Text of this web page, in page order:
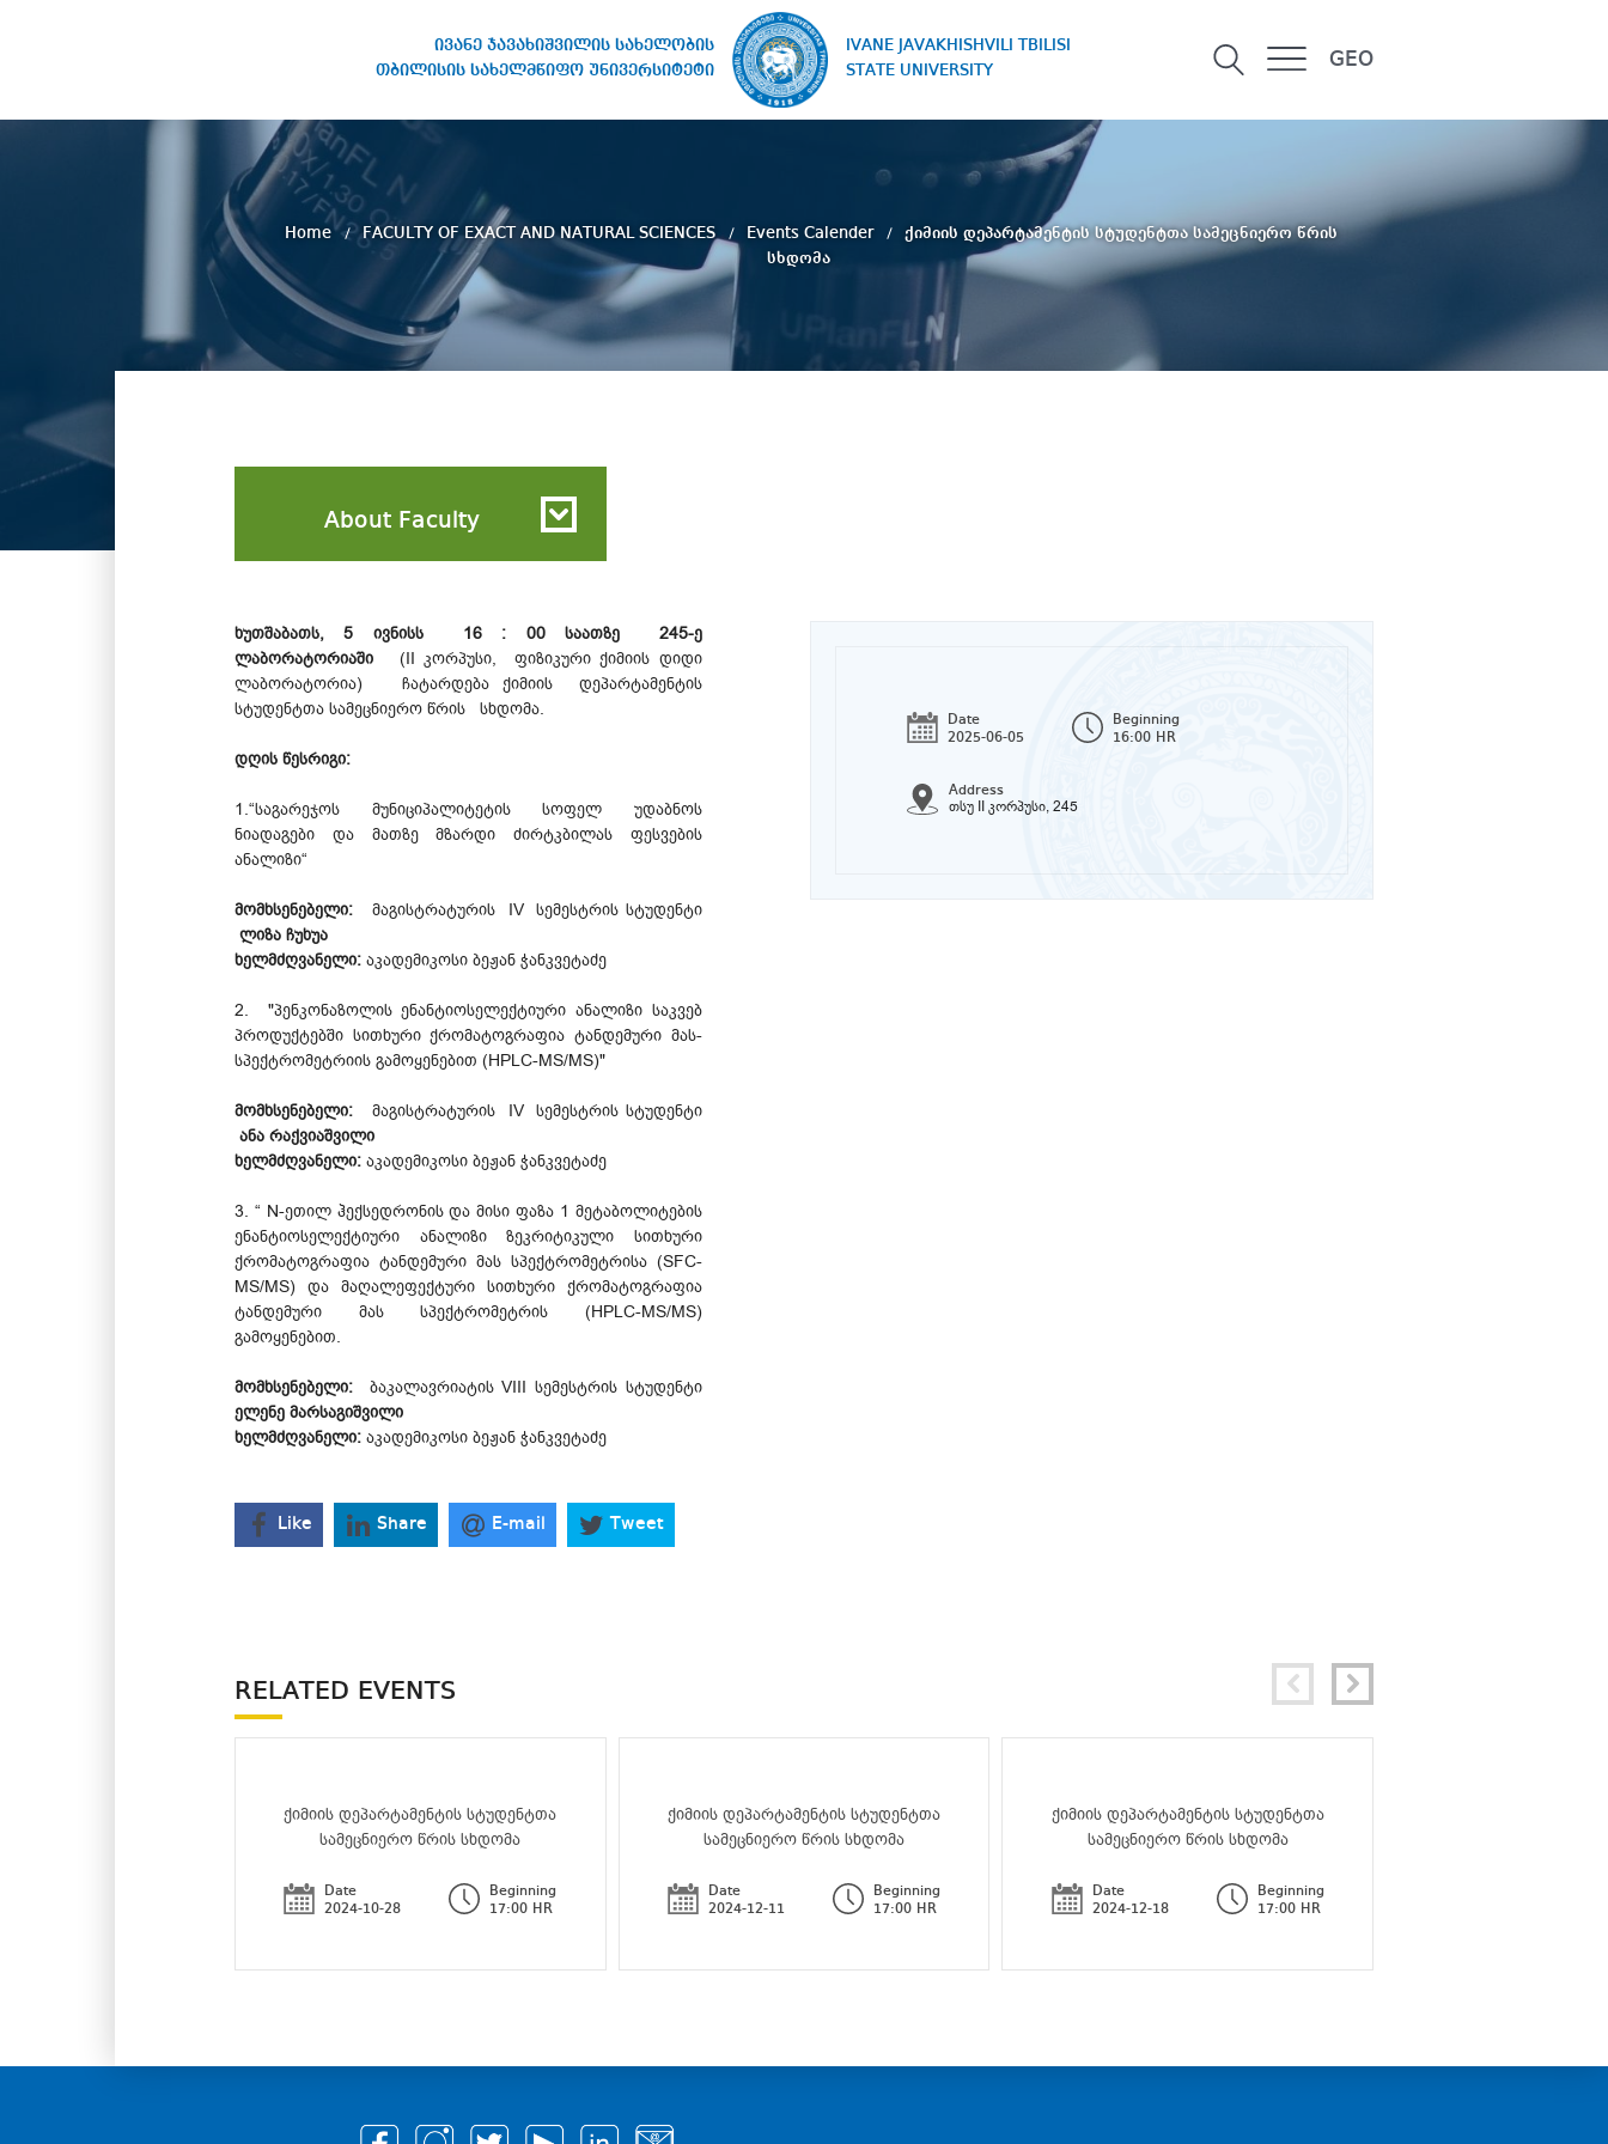
ივანე ჯავახიშვილის სახელობის
თბილისის სახელმწიფო უნივერსიტეტი
IVANE JAVAKHISHVILI TBILISI
STATE UNIVERSITY
GEO
STATE UNIVERSITY
Home FACULTY OF EXACT AND NATURAL SCIENCES Events Calender
ქიმიის დეპარტამენტის სტუდენტთა სამეცნიერო წრის
სხდომა
About Faculty
Date
2025-06-05
Beginning
16:00 HR
Address
თსუ II კორპუსი, 245
ხუთშაბათს, 5 ივნისს 16 : 00 საათზე 245-ე
ლაბორატორიაში
(II კორპუსი, ფიზიკური ქიმიის დიდი
ლაბორატორია) ჩატარდება ქიმიის დეპარტამენტის
სტუდენტთა სამეცნიერო წრის სხდომა.
დღის წესრიგი:
1.“საგარეჯოს მუნიციპალიტეტის სოფელ უდაბნოს
ნიადაგები და მათზე მზარდი ძირტკბილას ფესვების
ანალიზი“
მომხსენებელი: მაგისტრატურის IV სემესტრის სტუდენტი
ლიზა ჩუხუა
ხელმძღვანელი: აკადემიკოსი ბეჟან ჭანკვეტაძე
2. "პენკონაზოლის ენანტიოსელექტიური ანალიზი საკვებ
პროდუქტებში სითხური ქრომატოგრაფია ტანდემური მას-
სპექტრომეტრიის გამოყენებით (HPLC-MS/MS)"
მომხსენებელი:
მაგისტრატურის IV სემესტრის სტუდენტი
ანა რაქვიაშვილი
ხელმძღვანელი: აკადემიკოსი ბეჟან ჭანკვეტაძე
3. “ N-ეთილ ჰექსედრონის და მისი ფაზა 1 მეტაბოლიტების
ენანტიოსელექტიური ანალიზი ზეკრიტიკული სითხური
ქრომატოგრაფია ტანდემური მას სპექტრომეტრისა (SFC-
MS/MS) და მაღალეფექტური სითხური ქრომატოგრაფია
ტანდემური მას სპექტრომეტრის (HPLC-MS/MS)
გამოყენებით.
მომხსენებელი:
ბაკალავრიატის VIII სემესტრის სტუდენტი
ელენე მარსაგიშვილი
ხელმძღვანელი: აკადემიკოსი ბეჟან ჭანკვეტაძე
Like Share E-mail Tweet
RELATED EVENTS
ქიმიის დეპარტამენტის სტუდენტთა
სამეცნიერო წრის სხდომა
Date
2024-10-28
Beginning
17:00 HR
ქიმიის დეპარტამენტის სტუდენტთა
სამეცნიერო წრის სხდომა
Date
2024-12-11
Beginning
17:00 HR
ქიმიის დეპარტამენტის სტუდენტთა
სამეცნიერო წრის სხდომა
Date
2024-12-18
Beginning
17:00 HR